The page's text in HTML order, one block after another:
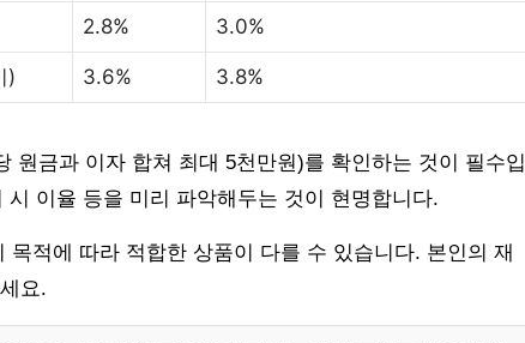
2.8% 3.0%
) 3.6% 3.8%
원금과 이자 합쳐 최대 5천만원)를 확인하는 것이 필수입
이율 등을 미리 파악해두는 것이 현명합니다.
적에 따라 적합한 상품이 다를 수 있습니다. 본인의 재
요.